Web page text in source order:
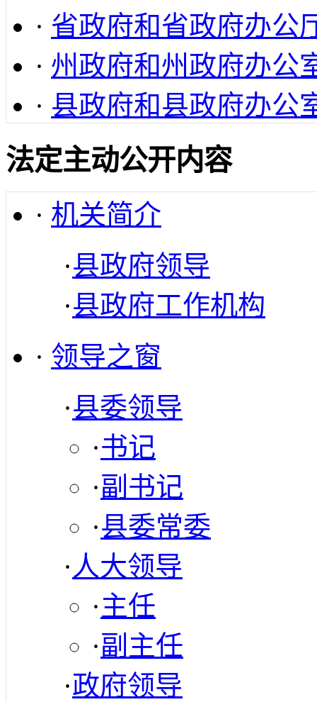
· 省政府和省政府办公
· 州政府和州政府办公
· 县政府和县政府办公
法定主动公开内容
· 机关简介
·县政府领导
·县政府工作机构
· 领导之窗
·县委领导
·书记
·副书记
·县委常委
· 人大领导
·主任
·副主任
·政府领导